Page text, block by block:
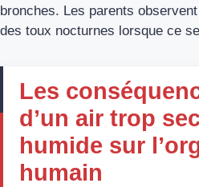
bronches. Les parents
des toux nocturnes lorsque ce
Les
d’un air trop
humide sur
humain